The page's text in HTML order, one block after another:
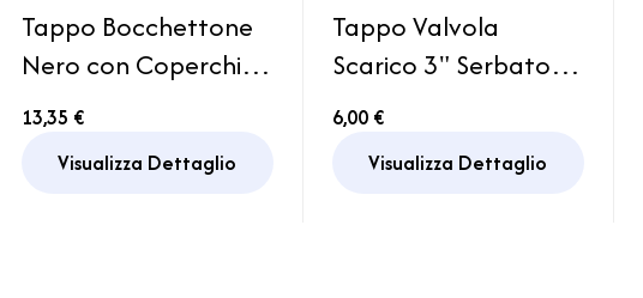
Tappo Bocchettone
Nero con Coperchio
Cilindretto e Chiavi
Camper
13,35 €
Visualizza Dettaglio
Tappo Valvola
Scarico 3" Serbatoio
Acque Grigie Camper
6,00 €
Visualizza Dettaglio